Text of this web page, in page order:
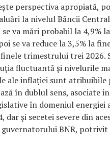
perspectiva apropiată,
la nivelul Băncii
va mări probabil la 4,9%
se va reduce la 3,5% la
finele trimestrului trei 2026.
fluctuantă şi nivelurile
ale inflaţiei sunt
în dublul sens, asociate
în domeniul energiei
dar şi secetei severe din
BNR, potrivit